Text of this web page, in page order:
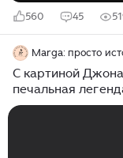
560 45
Marga: просто
С картиной
печальная